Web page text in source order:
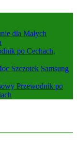
dla Małych
po Cechach,
Szczotek Samsung
Przewodnik po